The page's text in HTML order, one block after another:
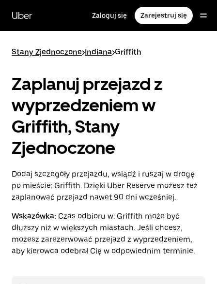
głównej
zawartości
Uber Zaloguj się Zarejestruj się
Stany Zjednoczone>Indiana>Griffith
Zaplanuj przejazd z
wyprzedzeniem w
Griffith, Stany
Zjednoczone
Dodaj szczegóły przejazdu, wsiądź i ruszaj w drogę
po mieście: Griffith. Dzięki Uber Reserve możesz też
zaplanować przejazd nawet 90 dni wcześniej.
Wskazówka: Czas odbioru w: Griffith może być
dłuższy niż w większych miastach. Jeśli chcesz,
możesz zarezerwować przejazd z wyprzedzeniem,
aby kierowca odebrał Cię w odpowiednim terminie.